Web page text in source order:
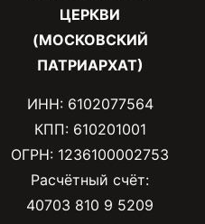
ЦЕРКВИ
(МОСКОВСКИЙ
ПАТРИАРХАТ)
ИНН: 6102077564
КПП: 610201001
ОГРН: 1236100002753
Расчётный счёт:
40703 810 9 5209